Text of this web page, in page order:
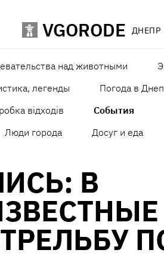
VGORODE ДНЕПР
над животными
легенды
Погода в
відходів
События
Люди города Досуг и еда
В